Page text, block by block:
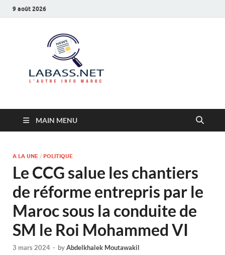
9 août 2026
MAIN MENU
A LA UNE / POLITIQUE
Le CCG salue les chantiers
de réforme entrepris par le
Maroc sous la conduite de
SM le Roi Mohammed VI
3 mars 2024 - byAbdelkhalek Moutawakil